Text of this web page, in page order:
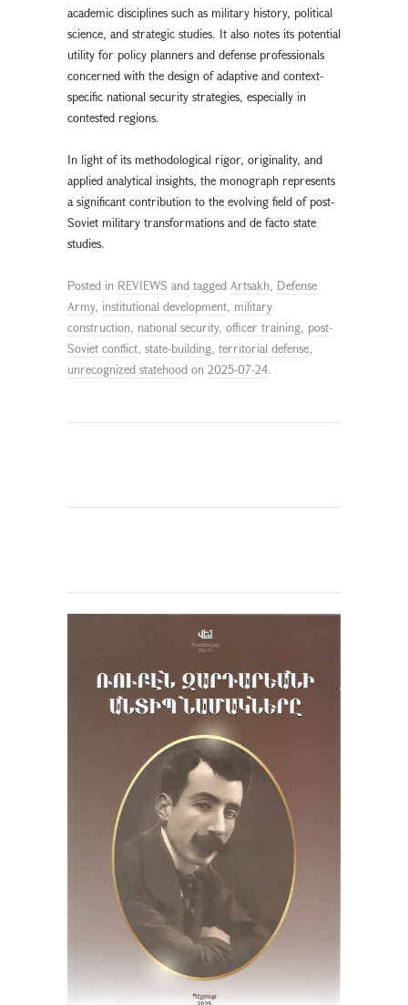
academic disciplines such as military history, political
science, and strategic studies. It also notes its potential
utility for policy planners and defense professionals
concerned with the design of adaptive and context-
specific national security strategies, especially in
contested regions.
In light of its methodological rigor, originality, and
applied analytical insights, the monograph represents
a significant contribution to the evolving field of post-
Soviet military transformations and de facto state
studies.
Posted in REVIEWS and tagged Artsakh, Defense
Army, institutional development, military
construction, national security, officer training, post-
Soviet conflict, state-building, territorial defense,
unrecognized statehood on 2025-07-24.